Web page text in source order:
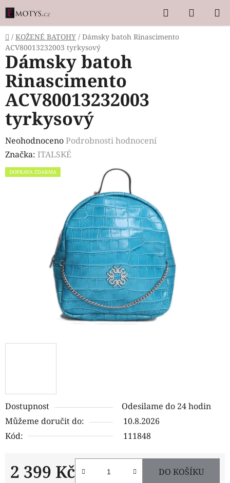
Přejít
na
obsah
Hledat
KOŠÍK
Domů
/ KOŽENÉ BATOHY / Dámsky batoh Rinascimento
ACV80013232003 tyrkysový
Dostupnost
Odesilame do 24 hodin
Můžeme doručit do:
10.8.2026
Kód:
111848
2 399 Kč DO KOŠÍKU
Dámsky batoh
Rinascimento
ACV80013232003
tyrkysový
Průměrné
hodnocení
produktu
NeohodnocenoPodrobnosti hodnocení
Značka: ITALSKÉ
DOPRAVA ZDARMA